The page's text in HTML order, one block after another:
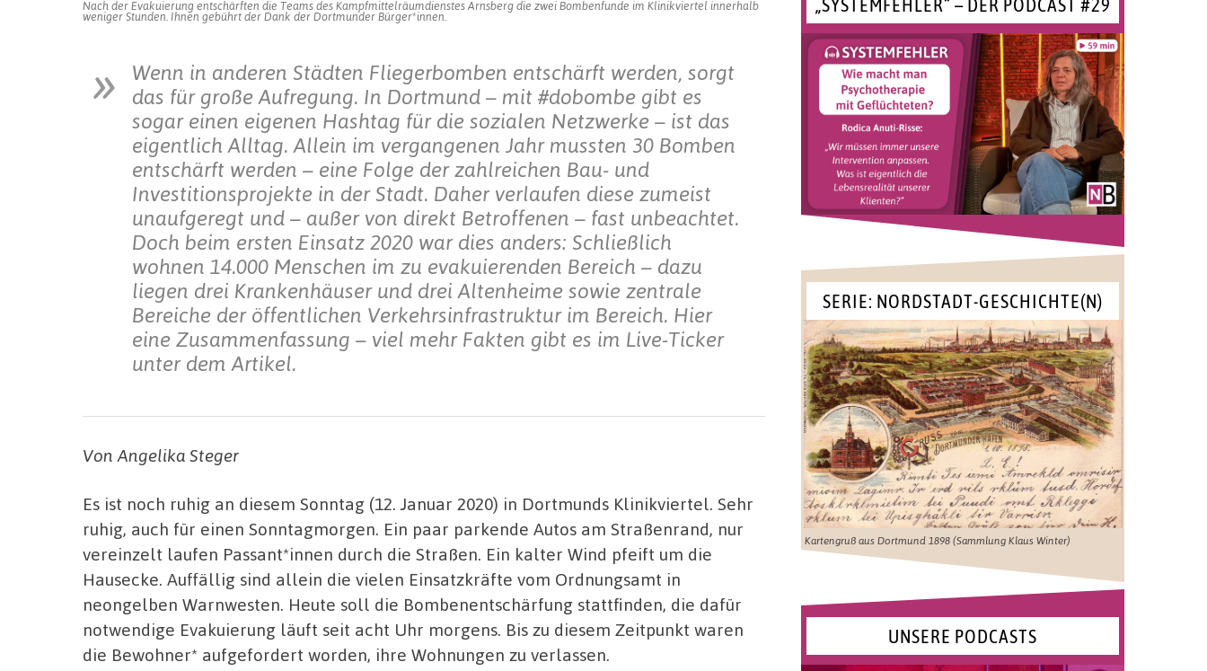
Nach der Evakuierung entschärften die Teams des Kampfmittelräumdienstes Arnsberg die zwei Bombenfunde im Klinikviertel innerhalb
weniger Stunden. Ihnen gebührt der Dank der Dortmunder Bürger*innen.
Wenn in anderen Städten Fliegerbomben entschärft werden, sorgt
das für große Aufregung. In Dortmund – mit #dobombe gibt es
sogar einen eigenen Hashtag für die sozialen Netzwerke – ist das
eigentlich Alltag. Allein im vergangenen Jahr mussten 30 Bomben
entschärft werden – eine Folge der zahlreichen Bau- und
Investitionsprojekte in der Stadt. Daher verlaufen diese zumeist
unaufgeregt und – außer von direkt Betroffenen – fast unbeachtet.
Doch beim ersten Einsatz 2020 war dies anders: Schließlich
wohnen 14.000 Menschen im zu evakuierenden Bereich – dazu
liegen drei Krankenhäuser und drei Altenheime sowie zentrale
Bereiche der öffentlichen Verkehrsinfrastruktur im Bereich. Hier
eine Zusammenfassung – viel mehr Fakten gibt es im Live-Ticker
unter dem Artikel.
Von Angelika Steger
Es ist noch ruhig an diesem Sonntag (12. Januar 2020) in Dortmunds Klinikviertel. Sehr
ruhig, auch für einen Sonntagmorgen. Ein paar parkende Autos am Straßenrand, nur
vereinzelt laufen Passant*innen durch die Straßen. Ein kalter Wind pfeift um die
Hausecke. Auffällig sind allein die vielen Einsatzkräfte vom Ordnungsamt in
neongelben Warnwesten. Heute soll die Bombenentschärfung stattfinden, die dafür
notwendige Evakuierung läuft seit acht Uhr morgens. Bis zu diesem Zeitpunkt waren
die Bewohner* aufgefordert worden, ihre Wohnungen zu verlassen.
„SYSTEMFEHLER“ – DER PODCAST #29
SERIE: NORDSTADT-GESCHICHTE(N)
Kartengruß aus Dortmund 1898 (Sammlung Klaus Winter)
UNSERE PODCASTS